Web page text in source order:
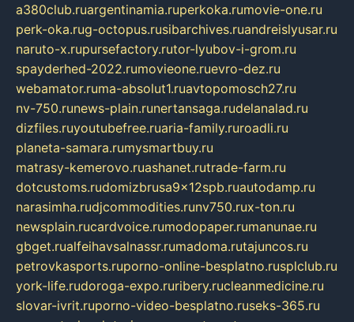
a380club.ruargentinamia.ruperkoka.rumovie-one.ru
perk-oka.rug-octopus.rusibarchives.ruandreislyusar.ru
naruto-x.rupursefactory.rutor-lyubov-i-grom.ru
spayderhed-2022.rumovieone.ruevro-dez.ru
webamator.ruma-absolut1.ruavtopomosch27.ru
nv-750.runews-plain.runertansaga.rudelanalad.ru
dizfiles.ruyoutubefree.ruaria-family.ruroadli.ru
planeta-samara.rumysmartbuy.ru
matrasy-kemerovo.ruashanet.rutrade-farm.ru
dotcustoms.rudomizbrusa9x12spb.ruautodamp.ru
narasimha.rudjcommodities.runv750.rux-ton.ru
newsplain.rucardvoice.rumodopaper.rumanunae.ru
gbget.rualfeihavsalnassr.rumadoma.rutajuncos.ru
petrovkasports.ruporno-online-besplatno.rusplclub.ru
york-life.rudoroga-expo.ruribery.rucleanmedicine.ru
slovar-ivrit.ruporno-video-besplatno.ruseks-365.ru